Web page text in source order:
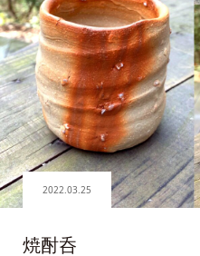
2022.03.25
焼酎呑